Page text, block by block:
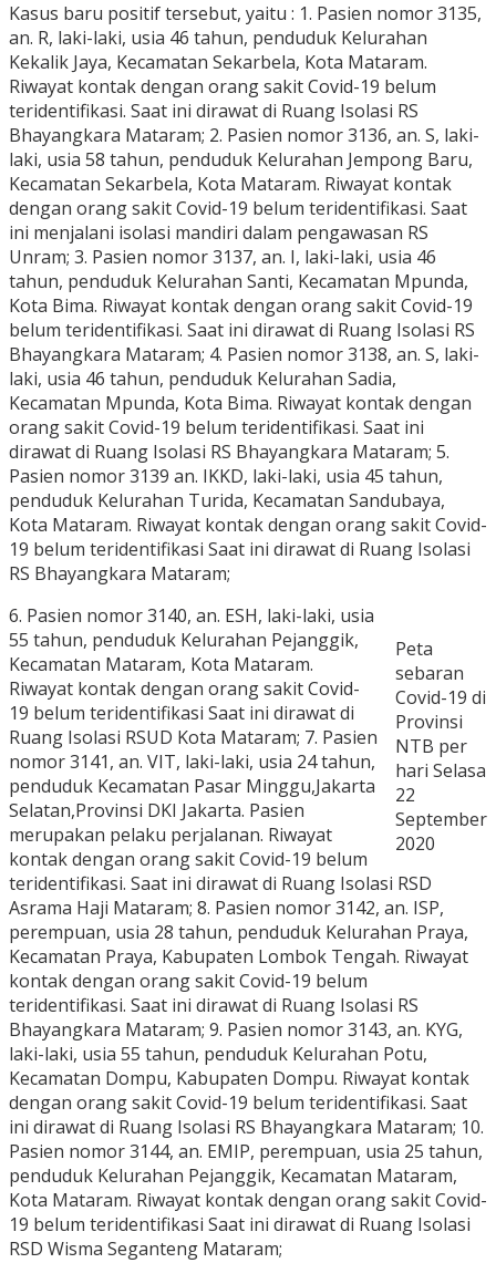
Kasus baru positif tersebut, yaitu : 1. Pasien nomor 3135,
an. R, laki-laki, usia 46 tahun, penduduk Kelurahan
Kekalik Jaya, Kecamatan Sekarbela, Kota Mataram.
Riwayat kontak dengan orang sakit Covid-19 belum
teridentifikasi. Saat ini dirawat di Ruang Isolasi RS
Bhayangkara Mataram; 2. Pasien nomor 3136, an. S, laki-
laki, usia 58 tahun, penduduk Kelurahan Jempong Baru,
Kecamatan Sekarbela, Kota Mataram. Riwayat kontak
dengan orang sakit Covid-19 belum teridentifikasi. Saat
ini menjalani isolasi mandiri dalam pengawasan RS
Unram; 3. Pasien nomor 3137, an. I, laki-laki, usia 46
tahun, penduduk Kelurahan Santi, Kecamatan Mpunda,
Kota Bima. Riwayat kontak dengan orang sakit Covid-19
belum teridentifikasi. Saat ini dirawat di Ruang Isolasi RS
Bhayangkara Mataram; 4. Pasien nomor 3138, an. S, laki-
laki, usia 46 tahun, penduduk Kelurahan Sadia,
Kecamatan Mpunda, Kota Bima. Riwayat kontak dengan
orang sakit Covid-19 belum teridentifikasi. Saat ini
dirawat di Ruang Isolasi RS Bhayangkara Mataram; 5.
Pasien nomor 3139 an. IKKD, laki-laki, usia 45 tahun,
penduduk Kelurahan Turida, Kecamatan Sandubaya,
Kota Mataram. Riwayat kontak dengan orang sakit Covid-
19 belum teridentifikasi Saat ini dirawat di Ruang Isolasi
RS Bhayangkara Mataram;
Peta
sebaran
Covid-19 di
Provinsi
NTB per
hari Selasa
22
September
2020
6. Pasien nomor 3140, an. ESH, laki-laki, usia
55 tahun, penduduk Kelurahan Pejanggik,
Kecamatan Mataram, Kota Mataram.
Riwayat kontak dengan orang sakit Covid-
19 belum teridentifikasi Saat ini dirawat di
Ruang Isolasi RSUD Kota Mataram; 7. Pasien
nomor 3141, an. VIT, laki-laki, usia 24 tahun,
penduduk Kecamatan Pasar Minggu,Jakarta
Selatan,Provinsi DKI Jakarta. Pasien
merupakan pelaku perjalanan. Riwayat
kontak dengan orang sakit Covid-19 belum
teridentifikasi. Saat ini dirawat di Ruang Isolasi RSD
Asrama Haji Mataram; 8. Pasien nomor 3142, an. ISP,
perempuan, usia 28 tahun, penduduk Kelurahan Praya,
Kecamatan Praya, Kabupaten Lombok Tengah. Riwayat
kontak dengan orang sakit Covid-19 belum
teridentifikasi. Saat ini dirawat di Ruang Isolasi RS
Bhayangkara Mataram; 9. Pasien nomor 3143, an. KYG,
laki-laki, usia 55 tahun, penduduk Kelurahan Potu,
Kecamatan Dompu, Kabupaten Dompu. Riwayat kontak
dengan orang sakit Covid-19 belum teridentifikasi. Saat
ini dirawat di Ruang Isolasi RS Bhayangkara Mataram; 10.
Pasien nomor 3144, an. EMIP, perempuan, usia 25 tahun,
penduduk Kelurahan Pejanggik, Kecamatan Mataram,
Kota Mataram. Riwayat kontak dengan orang sakit Covid-
19 belum teridentifikasi Saat ini dirawat di Ruang Isolasi
RSD Wisma Seganteng Mataram;